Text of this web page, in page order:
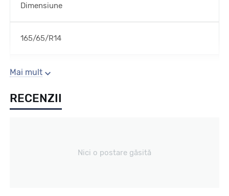
Dimensiune
165/65/R14
Sezon
IARNA
Mai mult
RECENZII
Nici o postare găsită